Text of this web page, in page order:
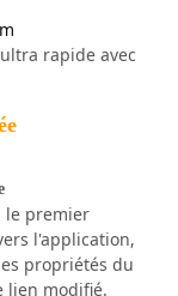
rapide avec
le premier
l'application,
propriétés du
lien modifié.